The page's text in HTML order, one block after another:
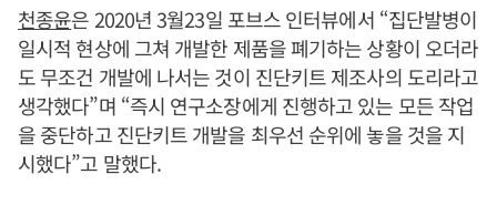
천종윤은 2020년 3월23일 포브스 인터뷰에서 “집단발병이
일시적 현상에 그쳐 개발한 제품을 폐기하는 상황이 오더라
도 무조건 개발에 나서는 것이 진단키트 제조사의 도리라고
생각했다”며 “즉시 연구소장에게 진행하고 있는 모든 작업
을 중단하고 진단키트 개발을 최우선 순위에 놓을 것을 지
시했다”고 말했다.